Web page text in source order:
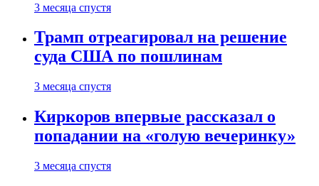
3 месяца спустя
Трамп отреагировал на решение
суда США по пошлинам
3 месяца спустя
Киркоров впервые рассказал о
попадании на «голую вечеринку»
3 месяца спустя